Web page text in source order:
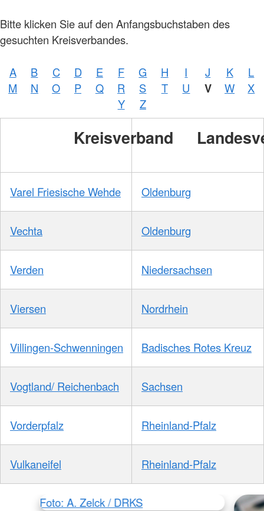
Bitte klicken Sie auf den Anfangsbuchstaben des
gesuchten Kreisverbandes.
A B C D E F G H I J K
L
M
N O P Q R S T U V W
X
Y
Z
Kreisverband
Varel Friesische Wehde Oldenburg
Vechta Oldenburg
Verden Niedersachsen
Viersen Nordrhein
Villingen-Schwenningen Badisches Rotes Kreuz
Vogtland/ Reichenbach Sachsen
Vorderpfalz Rheinland-Pfalz
Vulkaneifel Rheinland-Pfalz
Foto: A. Zelck / DRKS